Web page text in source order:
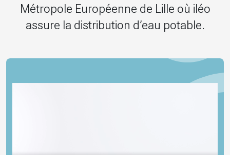
Métropole Européenne de Lille où iléo
assure la distribution d’eau potable.